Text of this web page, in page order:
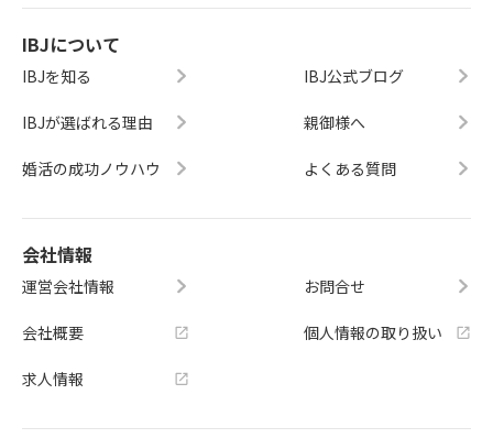
IBJについて
IBJを知る
IBJが選ばれる理由
婚活の成功ノウハウ
IBJ公式ブログ
親御様へ
よくある質問
会社情報
運営会社情報
会社概要
求人情報
お問合せ
個人情報の取り扱い